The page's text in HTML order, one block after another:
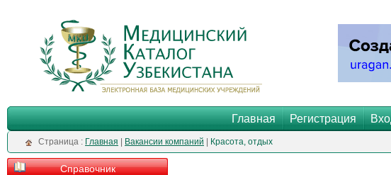
Главная Регистрация
Cтраница : Главная Вакансии компаний Красота, отдых
Справочник